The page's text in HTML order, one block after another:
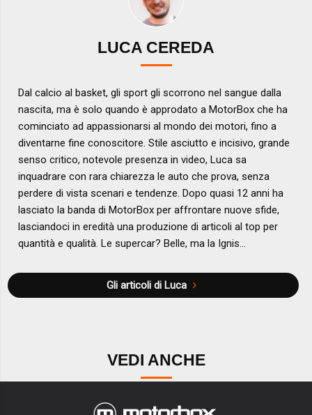
LUCA CEREDA
Dal calcio al basket, gli sport gli scorrono nel sangue dalla
nascita, ma è solo quando è approdato a MotorBox che ha
cominciato ad appassionarsi al mondo dei motori, fino a
diventarne fine conoscitore. Stile asciutto e incisivo, grande
senso critico, notevole presenza in video, Luca sa
inquadrare con rara chiarezza le auto che prova, senza
perdere di vista scenari e tendenze. Dopo quasi 12 anni ha
lasciato la banda di MotorBox per affrontare nuove sfide,
lasciandoci in eredità una produzione di articoli al top per
quantità e qualità. Le supercar? Belle, ma la Ignis...
Gli articoli di Luca
VEDI ANCHE